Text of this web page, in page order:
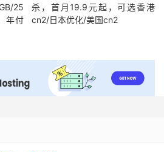
25
年付
杀，首月19.9元起，可选香港
cn2/日本优化/美国cn2